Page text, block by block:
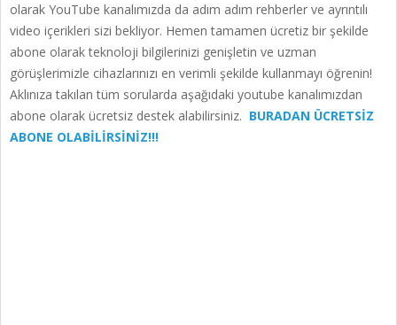
olarak YouTube kanalımızda da adım adım rehberler ve ayrıntılı
video içerikleri sizi bekliyor. Hemen tamamen ücretiz bir şekilde
abone olarak teknoloji bilgilerinizi genişletin ve uzman
görüşlerimizle cihazlarınızı en verimli şekilde kullanmayı öğrenin!
Aklınıza takılan tüm sorularda aşağıdaki youtube kanalımızdan
abone olarak ücretsiz destek alabilirsiniz. BURADAN ÜCRETSİZ
ABONE OLABİLİRSİNİZ!!!